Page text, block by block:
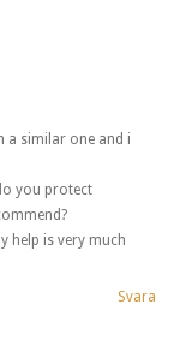
a similar one and i
you protect
help is very much
Svara